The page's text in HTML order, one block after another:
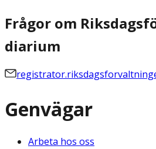
Frågor om
diarium
Genvägar
Arbeta hos oss